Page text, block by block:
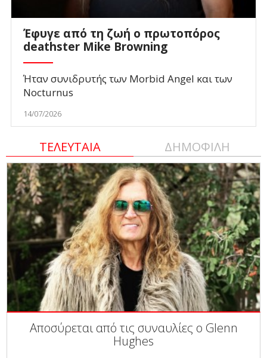
Έφυγε από τη ζωή ο πρωτοπόρος
deathster Mike Browning
Ήταν συνιδρυτής των Morbid Angel και των
Nocturnus
14/07/2026
ΤΕΛΕΥΤΑΙΑ ΔΗΜΟΦΙΛΗ
Αποσύρεται από τις συναυλίες ο Glenn
Hughes